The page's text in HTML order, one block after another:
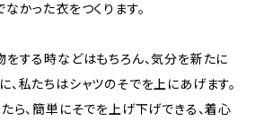
かった衣をつくります。
をする時などはもちろん、気分を新たに
私たちはシャツのそでを上にあげます。
ら、簡単にそでを上げ下げできる、着心